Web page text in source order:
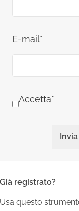
E-mail*
Accetta*
Invia
Già registrato?
Usa questo